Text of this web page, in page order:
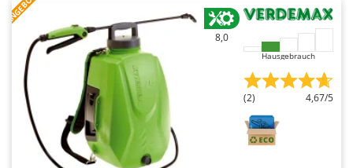
Batterieladegeräte - Starthilfegeräte
Baum- und Astscheren - manuell
Baumscheren - pneumatisch
Baumstumpffräsen
Bindezangen - elektrisch
Bodenfräsen für Traktor
Attila
Ausonia
Awelco
Baesso
Bahco
ANGEBOT
8,0
Hausgebrauch
(2) 4,67/5